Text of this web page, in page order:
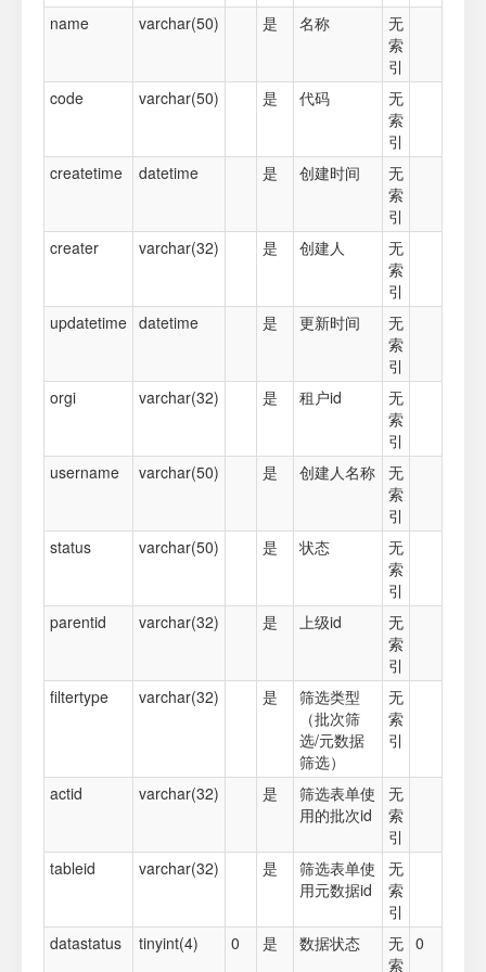
name
varchar(50) 是 名称
无
索
引
code
varchar(50) 是 代码
无
索
引
createtime
datetime 是 创建时间
无
索
引
creater
varchar(32) 是 创建人
无
索
引
updatetime datetime 是 更新时间
无
索
引
orgi
varchar(32) 是 租户id
无
索
引
username
varchar(50) 是 创建人名称 无
索
引
status
varchar(50) 是 状态
无
索
引
parentid
varchar(32) 是 上级id
无
索
引
filtertype
varchar(32) 是
筛选类型
（批次筛
选/元数据
筛选）
无
索
引
actid varchar(32) 是
筛选表单使
用的批次id
无
索
引
tableid
varchar(32) 是
筛选表单使
用元数据id
无
索
引
datastatus
tinyint(4) 0 是 数据状态
无
索
0